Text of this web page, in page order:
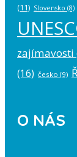
(11) Slovensko (8)
zajímavosti
(16) česko (9)
O NÁS